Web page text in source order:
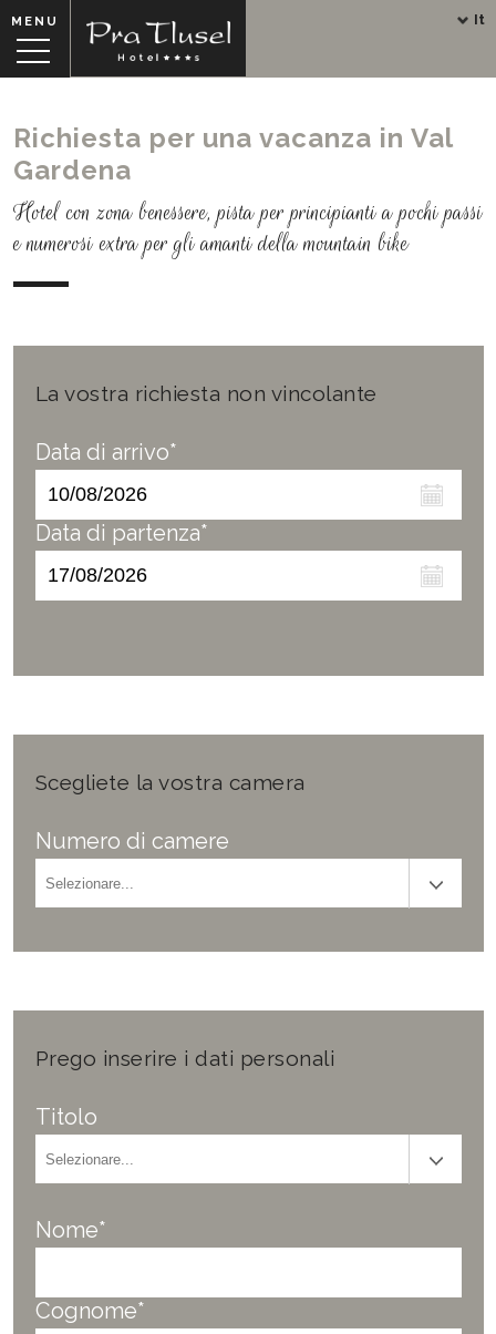
It
MENU
Richiesta per una vacanza in Val
Gardena
Hotel con zona benessere, pista per principianti a pochi passi
e numerosi extra per gli amanti della mountain bike
La vostra richiesta non vincolante
Data di arrivo*
Data di partenza*
Scegliete la vostra camera
Numero di camere
Prego inserire i dati personali
Titolo
Nome*
Cognome*